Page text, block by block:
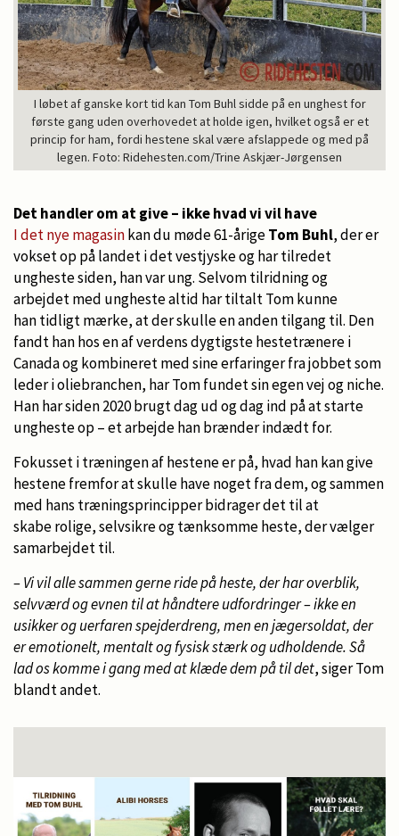
I løbet af ganske kort tid kan Tom Buhl sidde på en unghest for
første gang uden overhovedet at holde igen, hvilket også er et
princip for ham, fordi hestene skal være afslappede og med på
legen. Foto: Ridehesten.com/Trine Askjær-Jørgensen
Det handler om at give – ikke hvad vi vil have
I det nye magasinkan du møde 61-årigeTom Buhl, der er
vokset op på landet i det vestjyske og har tilredet
ungheste siden, han var ung. Selvom tilridning og
arbejdet med ungheste altid har tiltalt Tom kunne
han tidligt mærke, at der skulle en anden tilgang til. Den
fandt han hos en af verdens dygtigste hestetrænere i
Canada og kombineret med sine erfaringer fra jobbet som
leder i oliebranchen, har Tom fundet sin egen vej og niche.
Han har siden 2020 brugt dag ud og dag ind på at starte
ungheste op – et arbejde han brænder indædt for.
Fokusset i træningen af hestene er på, hvad han kan give
hestene fremfor at skulle have noget fra dem, og sammen
med hans træningsprincipper bidrager det til at
skabe rolige, selvsikre og tænksomme heste, der vælger
samarbejdet til.
– Vi vil alle sammen gerne ride på heste, der har overblik,
selvværd og evnen til at håndtere udfordringer – ikke en
usikker og uerfaren spejderdreng, men en jægersoldat, der
er emotionelt, mentalt og fysisk stærk og udholdende. Så
lad os komme i gang med at klæde dem på til det, siger Tom
blandt andet.